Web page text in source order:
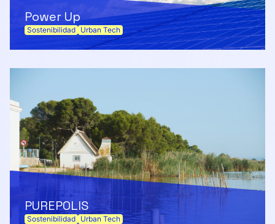
Power Up
Sostenibilidad Urban Tech
PUREPOLIS
Sostenibilidad Urban Tech